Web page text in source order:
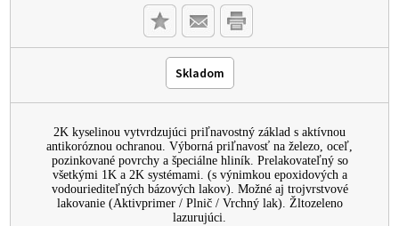
Skladom
2K kyselinou vytvrdzujúci priľnavostný základ s aktívnou
antikoróznou ochranou. Výborná priľnavosť na železo, oceľ,
pozinkované povrchy a špeciálne hliník. Prelakovateľný so
všetkými 1K a 2K systémami. (s výnimkou epoxidových a
vodouriediteľných bázových lakov). Možné aj trojvrstvové
lakovanie (Aktivprimer / Plnič / Vrchný lak). Žltozeleno
lazurujúci.